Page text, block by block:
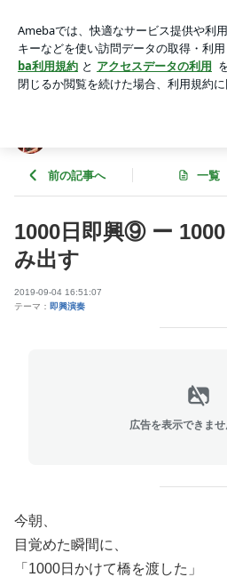
アニーノアプリをダウンロードして ブログの更
ょう。
前の記事へ 一覧
1000日即興⑨ ー
み出す
2019-09-04 16:51:07
テーマ： 即興演奏
広告を表示できま
今朝、
目覚めた瞬間に、
「 1000日かけて橋を渡した」